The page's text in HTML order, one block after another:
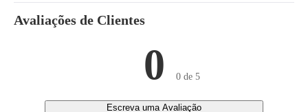
Avaliações de Clientes
0 0 de 5
Escreva uma Avaliação